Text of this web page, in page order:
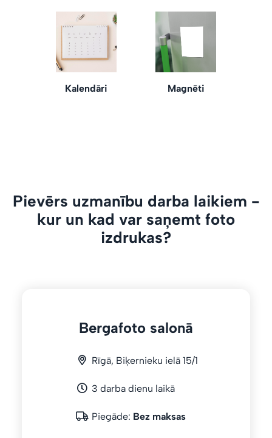
Kalendāri Magnēti
Pievērs uzmanību darba laikiem -
kur un kad var saņemt foto
izdrukas?
Bergafoto salonā
Rīgā, Biķernieku ielā 15/1
3 darba dienu laikā
Piegāde: Bez maksas